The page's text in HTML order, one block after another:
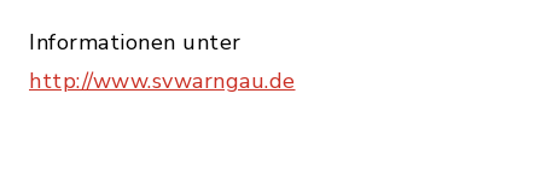
Informationen unter
http://www.svwarngau.de